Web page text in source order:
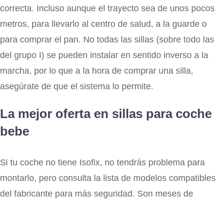
correcta. Incluso aunque el trayecto sea de unos pocos
metros, para llevarlo al centro de salud, a la guarde o
para comprar el pan. No todas las sillas (sobre todo las
del grupo I) se pueden instalar en sentido inverso a la
marcha, por lo que a la hora de comprar una silla,
asegúrate de que el sistema lo permite.
La mejor oferta en sillas para coche
bebe
Si tu coche no tiene Isofix, no tendrás problema para
montarlo, pero consulta la lista de modelos compatibles
del fabricante para más seguridad. Son meses de